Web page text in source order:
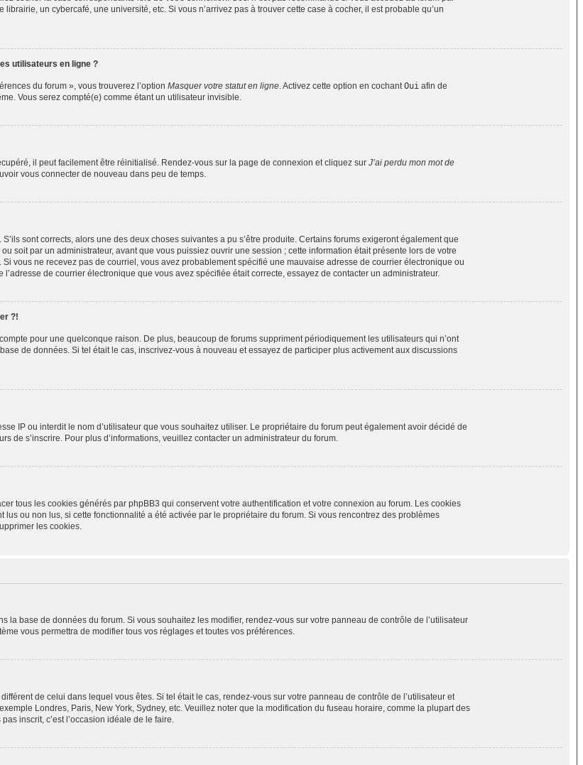
un cybercafé, une université, etc. Si vous n’arrivez pas à trouver cette case à cocher, il est probable qu’un
utilisateurs en ligne ?
du forum », vous trouverez l’option Masquer votre statut en ligne. Activez cette option en cochant Oui afin de
Vous serez compté(e) comme étant un utilisateur invisible.
il peut facilement être réinitialisé. Rendez-vous sur la page de connexion et cliquez sur J’ai perdu mon mot de
vous connecter de nouveau dans peu de temps.
sont corrects, alors une des deux choses suivantes a pu s’être produite. Certains forums exigeront également que
soit par un administrateur, avant que vous puissiez ouvrir une session ; cette information était présente lors de votre
vous ne recevez pas de courriel, vous avez probablement spécifié une mauvaise adresse de courrier électronique ou
de courrier électronique que vous avez spécifiée était correcte, essayez de contacter un administrateur.
?!
pour une quelconque raison. De plus, beaucoup de forums suppriment périodiquement les utilisateurs qui n’ont
de données. Si tel était le cas, inscrivez-vous à nouveau et essayez de participer plus activement aux discussions
IP ou interdit le nom d’utilisateur que vous souhaitez utiliser. Le propriétaire du forum peut également avoir décidé de
de s’inscrire. Pour plus d’informations, veuillez contacter un administrateur du forum.
tous les cookies générés par phpBB3 qui conservent votre authentification et votre connexion au forum. Les cookies
lus ou non lus, si cette fonctionnalité a été activée par le propriétaire du forum. Si vous rencontrez des problèmes
les cookies.
la base de données du forum. Si vous souhaitez les modifier, rendez-vous sur votre panneau de contrôle de l’utilisateur
vous permettra de modifier tous vos réglages et toutes vos préférences.
de celui dans lequel vous êtes. Si tel était le cas, rendez-vous sur votre panneau de contrôle de l’utilisateur et
Londres, Paris, New York, Sydney, etc. Veuillez noter que la modification du fuseau horaire, comme la plupart des
inscrit, c’est l’occasion idéale de le faire.